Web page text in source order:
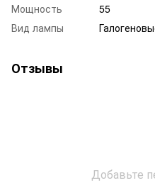
Мощность
55
Вид лампы
Отзывы
Добавьте